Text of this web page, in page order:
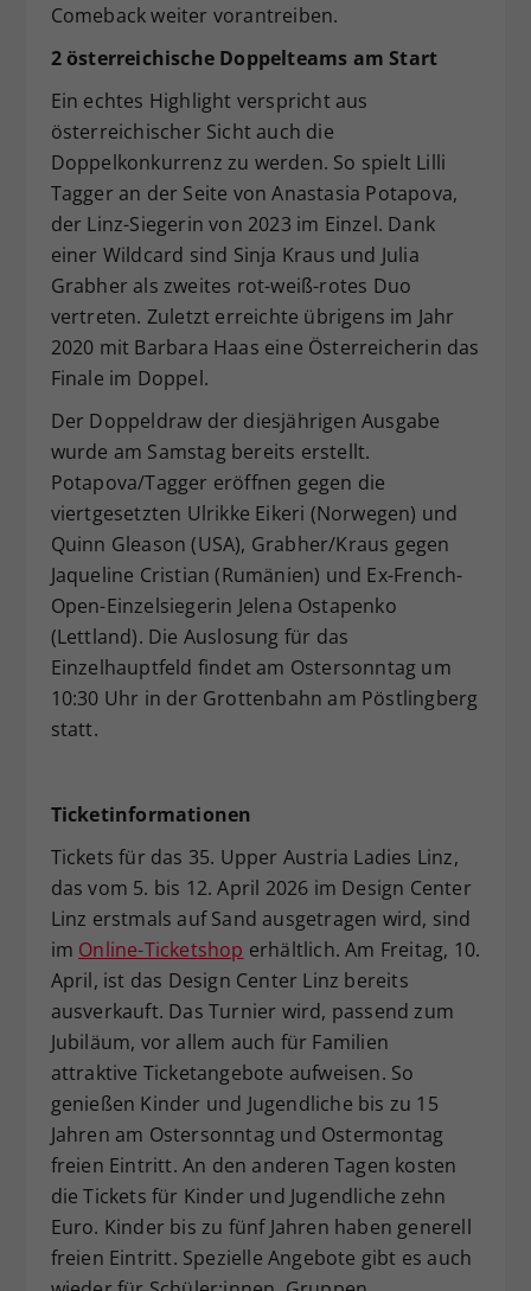
Comeback weiter vorantreiben.
2 österreichische Doppelteams am Start
Ein echtes Highlight verspricht aus
österreichischer Sicht auch die
Doppelkonkurrenz zu werden. So spielt Lilli
Tagger an der Seite von Anastasia Potapova,
der Linz-Siegerin von 2023 im Einzel. Dank
einer Wildcard sind Sinja Kraus und Julia
Grabher als zweites rot-weiß-rotes Duo
vertreten. Zuletzt erreichte übrigens im Jahr
2020 mit Barbara Haas eine Österreicherin das
Finale im Doppel.
Der Doppeldraw der diesjährigen Ausgabe
wurde am Samstag bereits erstellt.
Potapova/Tagger eröffnen gegen die
viertgesetzten Ulrikke Eikeri (Norwegen) und
Quinn Gleason (USA), Grabher/Kraus gegen
Jaqueline Cristian (Rumänien) und Ex-French-
Open-Einzelsiegerin Jelena Ostapenko
(Lettland). Die Auslosung für das
Einzelhauptfeld findet am Ostersonntag um
10:30 Uhr in der Grottenbahn am Pöstlingberg
statt.
Ticketinformationen
Tickets für das 35. Upper Austria Ladies Linz,
das vom 5. bis 12. April 2026 im Design Center
Linz erstmals auf Sand ausgetragen wird, sind
im Online-Ticketshop erhältlich. Am Freitag, 10.
April, ist das Design Center Linz bereits
ausverkauft. Das Turnier wird, passend zum
Jubiläum, vor allem auch für Familien
attraktive Ticketangebote aufweisen. So
genießen Kinder und Jugendliche bis zu 15
Jahren am Ostersonntag und Ostermontag
freien Eintritt. An den anderen Tagen kosten
die Tickets für Kinder und Jugendliche zehn
Euro. Kinder bis zu fünf Jahren haben generell
freien Eintritt. Spezielle Angebote gibt es auch